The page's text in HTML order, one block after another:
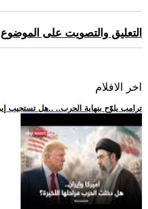
التعليق والتصويت على
اخر الافلام
.. ترامب يلوّح بنهاية الحرب.. ..هل تستجيب